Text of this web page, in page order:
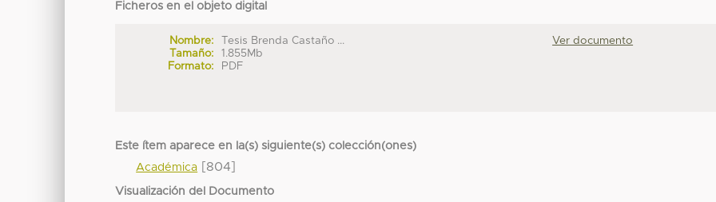
Ficheros en el objeto digital
Nombre:
Tesis Brenda Castaño ...
Tamaño:
1.855Mb
Formato:
PDF
Ver documento
Este ítem aparece en la(s) siguiente(s) colección(ones)
Académica [804]
Visualización del Documento